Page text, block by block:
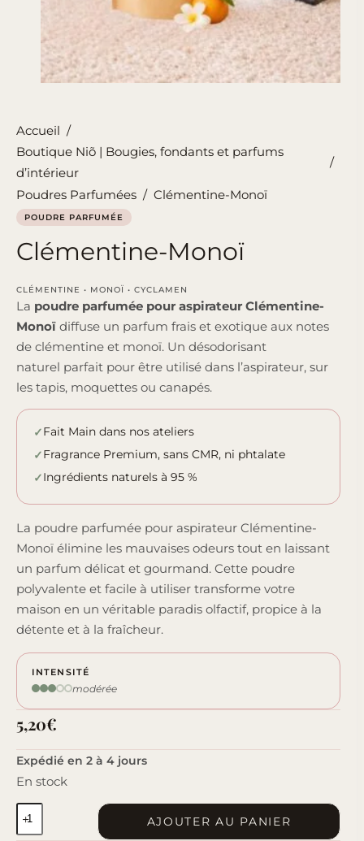
Accueil /
Boutique Niõ | Bougies, fondants et parfums
d’intérieur
/
Poudres Parfumées / Clémentine-Monoï
POUDRE PARFUMÉE
Clémentine-Monoï
CLÉMENTINE • MONOÏ • CYCLAMEN
La poudre parfumée pour aspirateur Clémentine-
Monoï diffuse un parfum frais et exotique aux notes
de clémentine et monoï. Un désodorisant
naturel parfait pour être utilisé dans l’aspirateur, sur
les tapis, moquettes ou canapés.
Fait Main dans nos ateliers
Fragrance Premium, sans CMR, ni phtalate
Ingrédients naturels à 95 %
La poudre parfumée pour aspirateur Clémentine-
Monoï élimine les mauvaises odeurs tout en laissant
un parfum délicat et gourmand. Cette poudre
polyvalente et facile à utiliser transforme votre
maison en un véritable paradis olfactif, propice à la
détente et à la fraîcheur.
INTENSITÉ
modérée
5,20€
Expédié en 2 à 4 jours
En stock
quantité
de
AJOUTER AU PANIER